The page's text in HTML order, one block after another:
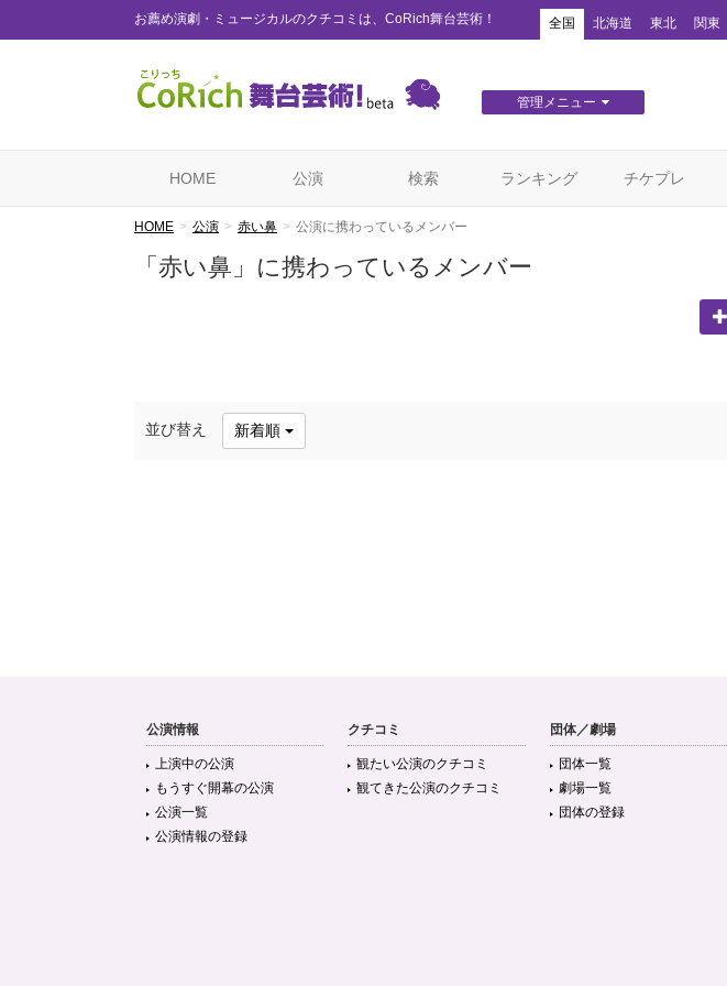
お薦め演劇・ミュージカルのクチコミは、CoRich舞台芸術！ 全国 北海道 東北 関東
管理メニュー
HOME 公演 検索 ランキング チケプレ
HOME 公演 赤い鼻 公演に携わっているメンバー
「赤い鼻」に携わっているメンバー
並び替え 新着順
公演情報
上演中の公演
もうすぐ開幕の公演
公演一覧
公演情報の登録
クチコミ
観たい公演のクチコミ
観てきた公演のクチコミ
団体／劇場
団体一覧
劇場一覧
団体の登録